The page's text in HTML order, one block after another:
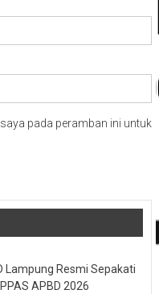
pada peramban ini untuk
Lampung Resmi Sepakati
APBD 2026